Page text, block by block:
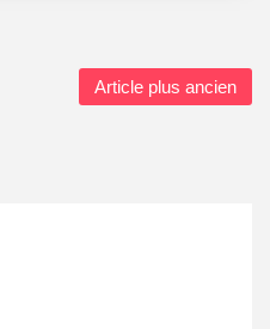
Article plus ancien